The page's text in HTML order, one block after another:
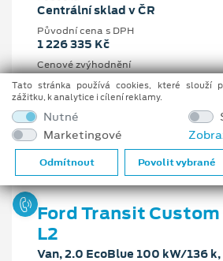
Centrální sklad v ČR
Původní cena s DPH
1 226 335 Kč
Cenové zvýhodnění
404 691 Kč
6st. manuální
Ford Transit
L2
Van, 2.0 EcoBlue 100 kW/136
Tato stránka používá cookies, které slouží
zážitku, k analytice i cílení reklamy.
Nutné
Marketingové
Odmítnout Povolit vybrané